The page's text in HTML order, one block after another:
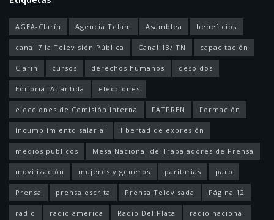
AGEA-Clarín Agencia Telam Asamblea beneficios
canal 7 la Televisión Pública Canal 13/ TN capacitación
Clarin cursos derechos humanos despidos
Editorial Atlántida elecciones
elecciones de Comisión Interna FATPREN Formación
incumplimiento salarial libertad de expresión
medios públicos Mesa Nacional de Trabajadores de Prensa
movilización mujeres y generos paritarias paro
Prensa prensa escrita Prensa Televisada Página 12
radio radio america Radio Del Plata radio nacional